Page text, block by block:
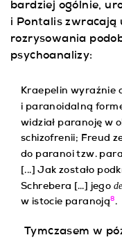
bardziej ogólnie,
i Pontalis zwracają
rozrysowania
psychoanalizy:
Kraepelin wyraźnie
i paranoidalną
widział paranoję w
schizofrenii; Freud
do paranoi tzw.
[...]Jak zostało
Schrebera […] jego
w istocie paranoją8.
Tymczasem w